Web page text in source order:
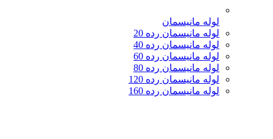
لوله مانیسمان
لوله مانیسمان رده 20
لوله مانیسمان رده 40
لوله مانیسمان رده 60
لوله مانیسمان رده 80
لوله مانیسمان رده 120
لوله مانیسمان رده 160